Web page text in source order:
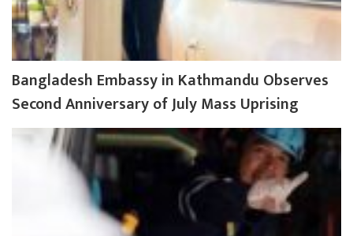
Bangladesh Embassy in Kathmandu Observes
Second Anniversary of July Mass Uprising